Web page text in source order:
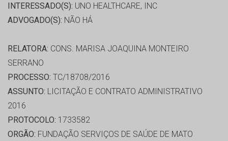
INTERESSADO(S): UNO HEALTHCARE, INC
ADVOGADO(S): NÃO HÁ
RELATORA: CONS. MARISA JOAQUINA MONTEIRO
SERRANO
PROCESSO: TC/18708/2016
ASSUNTO: LICITAÇÃO E CONTRATO ADMINISTRATIVO
2016
PROTOCOLO: 1733582
ORGÃO: FUNDAÇÃO SERVIÇOS DE SAÚDE DE MATO